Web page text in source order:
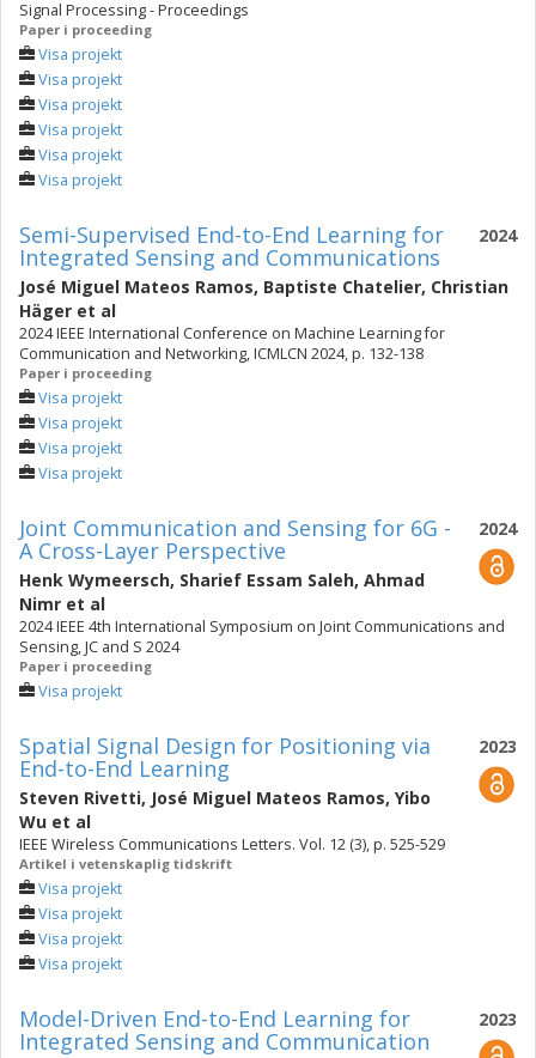
Signal Processing - Proceedings
Paper i proceeding
Visa projekt
Visa projekt
Visa projekt
Visa projekt
Visa projekt
Visa projekt
2024
Semi-Supervised End-to-End Learning for
Integrated Sensing and Communications
José Miguel Mateos Ramos, Baptiste Chatelier, Christian
Häger et al
2024 IEEE International Conference on Machine Learning for
Communication and Networking, ICMLCN 2024, p. 132-138
Paper i proceeding
Visa projekt
Visa projekt
Visa projekt
Visa projekt
2024
Joint Communication and Sensing for 6G -
A Cross-Layer Perspective
Henk Wymeersch, Sharief Essam Saleh, Ahmad
Nimr et al
2024 IEEE 4th International Symposium on Joint Communications and
Sensing, JC and S 2024
Paper i proceeding
Visa projekt
2023
Spatial Signal Design for Positioning via
End-to-End Learning
Steven Rivetti, José Miguel Mateos Ramos, Yibo
Wu et al
IEEE Wireless Communications Letters. Vol. 12 (3), p. 525-529
Artikel i vetenskaplig tidskrift
Visa projekt
Visa projekt
Visa projekt
Visa projekt
2023
Model-Driven End-to-End Learning for
Integrated Sensing and Communication